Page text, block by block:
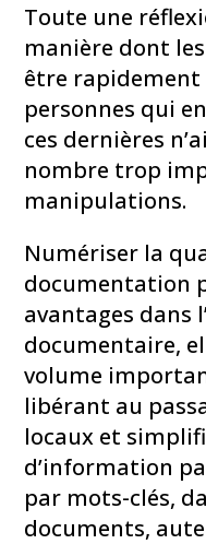
Toute une
manière dont
être rapidement
personnes qui
ces dernières
nombre trop
manipulations.
Numériser la
documentation
avantages dans
documentaire,
volume
libérant au
locaux et
d’information
par mots-clés,
documents,